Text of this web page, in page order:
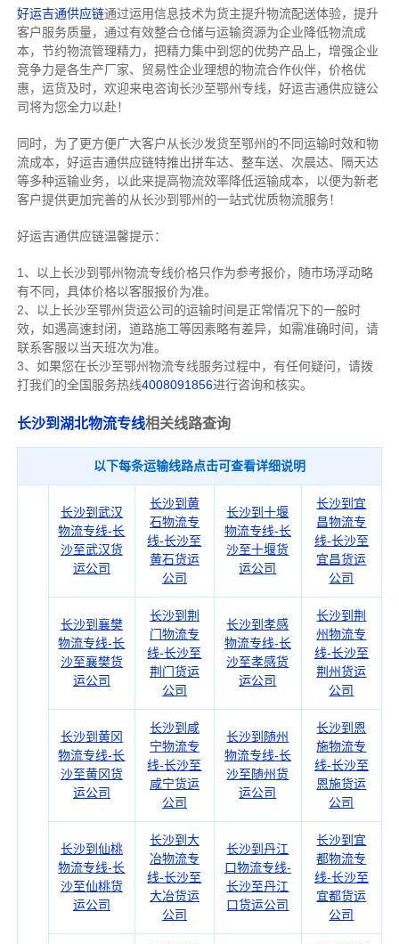
好运吉通供应链通过运用信息技术为货主提升物流配送体验，提升
客户服务质量，通过有效整合仓储与运输资源为企业降低物流成
本，节约物流管理精力，把精力集中到您的优势产品上，增强企业
竞争力是各生产厂家、贸易性企业理想的物流合作伙伴，价格优
惠，运货及时，欢迎来电咨询长沙至鄂州专线，好运吉通供应链公
司将为您全力以赴！
同时，为了更方便广大客户从长沙发货至鄂州的不同运输时效和物
流成本，好运吉通供应链特推出拼车达、整车送、次晨达、隔天达
等多种运输业务，以此来提高物流效率降低运输成本，以便为新老
客户提供更加完善的从长沙到鄂州的一站式优质物流服务！
好运吉通供应链温馨提示：
1、以上长沙到鄂州物流专线价格只作为参考报价，随市场浮动略
有不同，具体价格以客服报价为准。
2、以上长沙至鄂州货运公司的运输时间是正常情况下的一般时
效，如遇高速封闭，道路施工等因素略有差异，如需准确时间，请
联系客服以当天班次为准。
3、如果您在长沙至鄂州物流专线服务过程中，有任何疑问，请拨
打我们的全国服务热线4008091856进行咨询和核实。
长沙到湖北物流专线相关线路查询
以下每条运输线路点击可查看详细说明
长沙到武汉
物流专线-长
沙至武汉货
运公司
长沙到黄
石物流专
线-长沙至
黄石货运
公司
长沙到十堰
物流专线-长
沙至十堰货
运公司
长沙到宜
昌物流专
线-长沙至
宜昌货运
公司
长沙到襄樊
物流专线-长
沙至襄樊货
运公司
长沙到荆
门物流专
线-长沙至
荆门货运
公司
长沙到孝感
物流专线-长
沙至孝感货
运公司
长沙到荆
州物流专
线-长沙至
荆州货运
公司
长沙到黄冈
物流专线-长
沙至黄冈货
运公司
长沙到咸
宁物流专
线-长沙至
咸宁货运
公司
长沙到随州
物流专线-长
沙至随州货
运公司
长沙到恩
施物流专
线-长沙至
恩施货运
公司
长沙到仙桃
物流专线-长
沙至仙桃货
运公司
长沙到大
冶物流专
线-长沙至
大冶货运
公司
长沙到丹江
口物流专线-
长沙至丹江
口货运公司
长沙到宜
都物流专
线-长沙至
宜都货运
公司